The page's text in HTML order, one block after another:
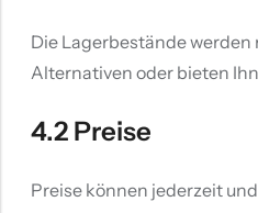
Die Lagerbestände
Alternativen oder bieten
4.2 Preise
Preise können jederzeit